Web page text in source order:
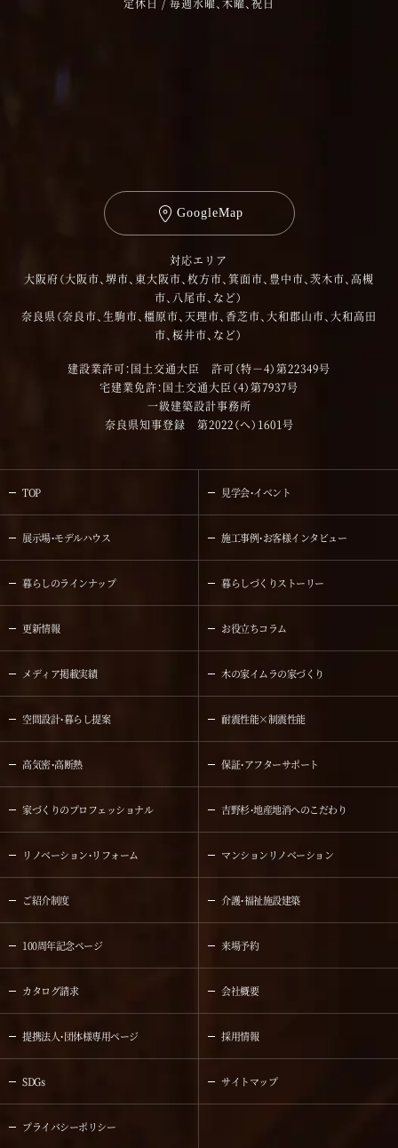
定休日 / 毎週水曜、木曜、祝日
GoogleMap
対応エリア
大阪府（大阪市、堺市、東大阪市、枚方市、箕面市、豊中市、茨木市、高槻
市、八尾市、など）
奈良県（奈良市、生駒市、橿原市、天理市、香芝市、大和郡山市、大和高田
市、桜井市、など）
建設業許可：国土交通大臣 許可（特－4）第22349号
宅建業免許：国土交通大臣（4）第7937号
一級建築設計事務所
奈良県知事登録 第2022（へ）1601号
TOP 見学会・イベント
展示場・モデルハウス 施工事例・お客様インタビュー
暮らしのラインナップ 暮らしづくりストーリー
更新情報 お役立ちコラム
メディア掲載実績 木の家イムラの家づくり
空間設計・暮らし提案 耐震性能×制震性能
高気密・高断熱 保証・アフターサポート
家づくりのプロフェッショナル 吉野杉・地産地消へのこだわり
リノベーション・リフォーム マンションリノベーション
ご紹介制度 介護・福祉施設建築
100周年記念ページ 来場予約
カタログ請求 会社概要
提携法人・団体様専用ページ 採用情報
SDGs サイトマップ
プライバシーポリシー